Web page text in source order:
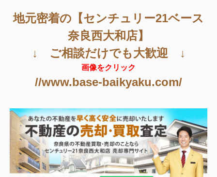
地元密着の【センチュリー21ベース
奈良西大和店】
↓ ご相談だけでも大歓迎 ↓
画像をクリック
//www.base-baikyaku.com/